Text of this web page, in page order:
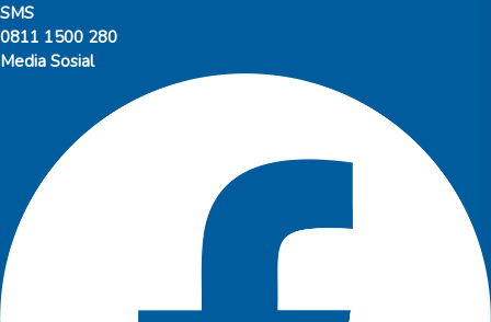
SMS
0811 1500 280
Media Sosial